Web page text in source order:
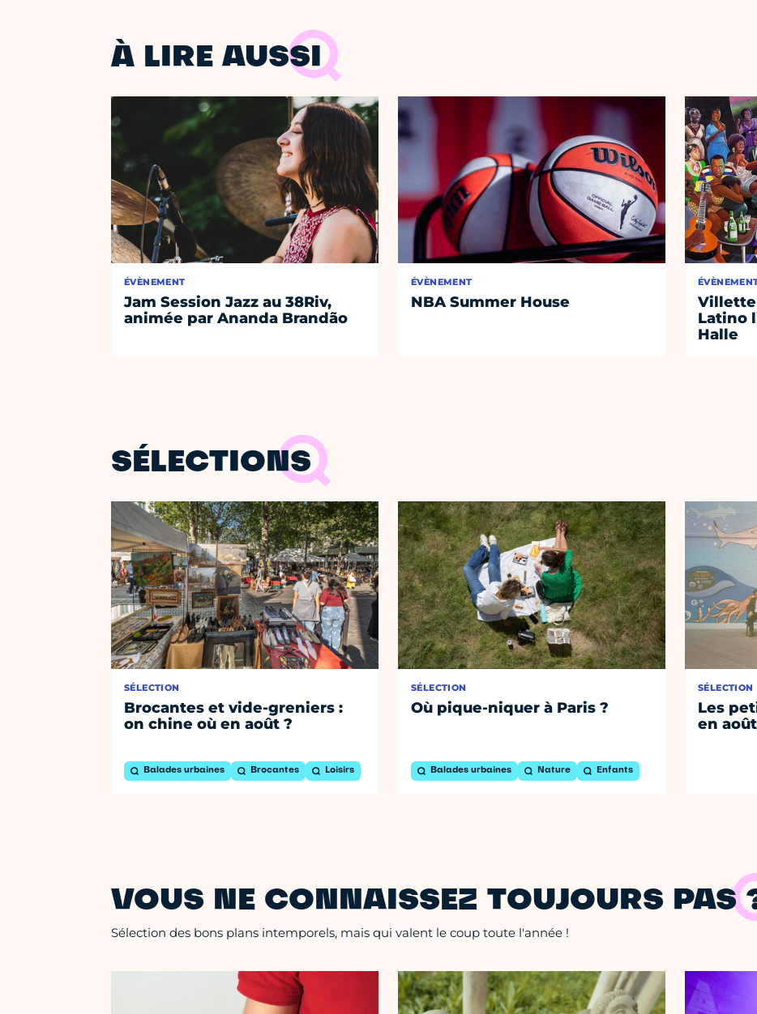
À LIRE AUSSI
ÉVÈNEMENT
Jam Session Jazz au 38Riv,
animée par Ananda Brandão
ÉVÈNEMENT
NBA Summer House
Villette
Latino
Halle
SÉLECTIONS
SÉLECTION
Brocantes et vide-greniers :
on chine où en août ?
Balades urbaines Brocantes Loisirs
SÉLECTION
Où pique-niquer à Paris ?
Balades urbaines Nature Enfants
SÉLECTION
Les
en août
VOUS NE CONNAISSEZ TOUJOURS PAS
Sélection des bons plans intemporels, mais qui valent le coup toute l'année !